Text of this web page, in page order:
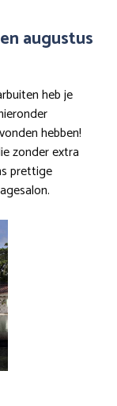
augustus
heb je
hebben!
zonder extra
prettige